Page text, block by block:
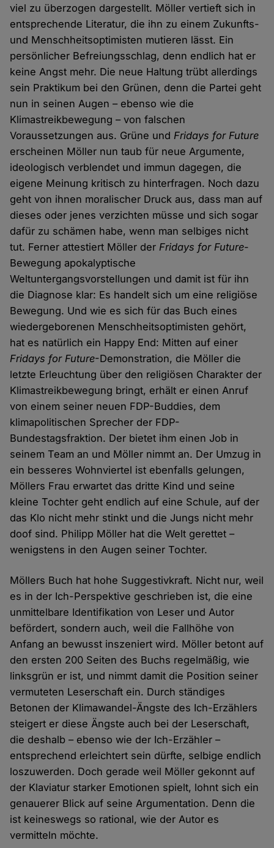
viel zu überzogen dargestellt. Möller vertieft sich in
entsprechende Literatur, die ihn zu einem Zukunfts-
und Menschheitsoptimisten mutieren lässt. Ein
persönlicher Befreiungsschlag, denn endlich hat er
keine Angst mehr. Die neue Haltung trübt allerdings
sein Praktikum bei den Grünen, denn die Partei geht
nun in seinen Augen – ebenso wie die
Klimastreikbewegung – von falschen
Voraussetzungen aus. Grüne und Fridays for Future
erscheinen Möller nun taub für neue Argumente,
ideologisch verblendet und immun dagegen, die
eigene Meinung kritisch zu hinterfragen. Noch dazu
geht von ihnen moralischer Druck aus, dass man auf
dieses oder jenes verzichten müsse und sich sogar
dafür zu schämen habe, wenn man selbiges nicht
tut. Ferner attestiert Möller der Fridays for Future-
Bewegung apokalyptische
Weltuntergangsvorstellungen und damit ist für ihn
die Diagnose klar: Es handelt sich um eine religiöse
Bewegung. Und wie es sich für das Buch eines
wiedergeborenen Menschheitsoptimisten gehört,
hat es natürlich ein Happy End: Mitten auf einer
Fridays for Future-Demonstration, die Möller die
letzte Erleuchtung über den religiösen Charakter der
Klimastreikbewegung bringt, erhält er einen Anruf
von einem seiner neuen FDP-Buddies, dem
klimapolitischen Sprecher der FDP-
Bundestagsfraktion. Der bietet ihm einen Job in
seinem Team an und Möller nimmt an. Der Umzug in
ein besseres Wohnviertel ist ebenfalls gelungen,
Möllers Frau erwartet das dritte Kind und seine
kleine Tochter geht endlich auf eine Schule, auf der
das Klo nicht mehr stinkt und die Jungs nicht mehr
doof sind. Philipp Möller hat die Welt gerettet –
wenigstens in den Augen seiner Tochter.
Möllers Buch hat hohe Suggestivkraft. Nicht nur, weil
es in der Ich-Perspektive geschrieben ist, die eine
unmittelbare Identifikation von Leser und Autor
befördert, sondern auch, weil die Fallhöhe von
Anfang an bewusst inszeniert wird. Möller betont auf
den ersten 200 Seiten des Buchs regelmäßig, wie
linksgrün er ist, und nimmt damit die Position seiner
vermuteten Leserschaft ein. Durch ständiges
Betonen der Klimawandel-Ängste des Ich-Erzählers
steigert er diese Ängste auch bei der Leserschaft,
die deshalb – ebenso wie der Ich-Erzähler –
entsprechend erleichtert sein dürfte, selbige endlich
loszuwerden. Doch gerade weil Möller gekonnt auf
der Klaviatur starker Emotionen spielt, lohnt sich ein
genauerer Blick auf seine Argumentation. Denn die
ist keineswegs so rational, wie der Autor es
vermitteln möchte.